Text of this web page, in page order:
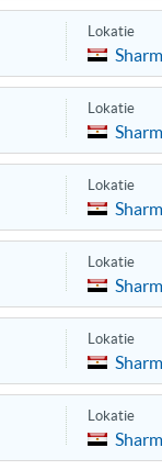
Lokatie
Lokatie
Lokatie
Lokatie
Lokatie
Lokatie